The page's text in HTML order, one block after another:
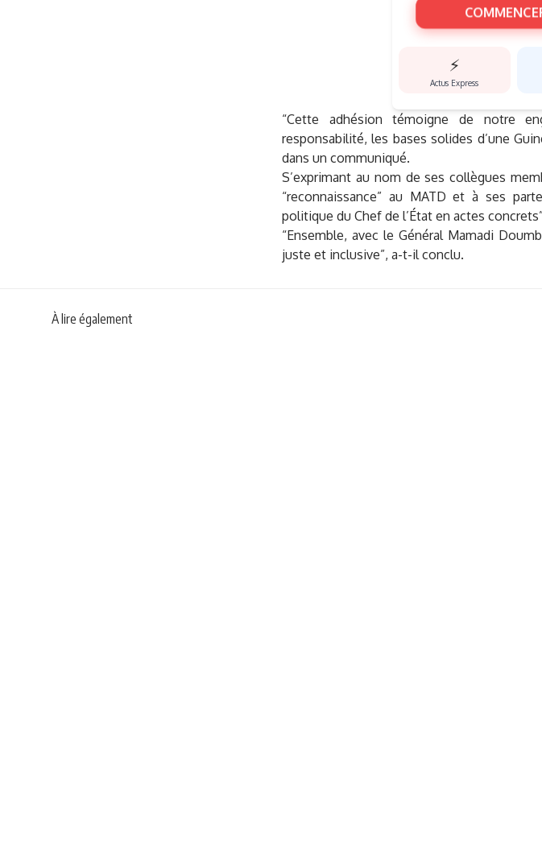
⚡
Actus Express
“Cette adhésion témoigne de notre
responsabilité, les bases solides d’une
dans un communiqué.
S’exprimant au nom de ses collègues
“reconnaissance” au MATD et à ses
politique du Chef de l’État en actes
“Ensemble, avec le Général Mamadi
juste et inclusive”, a-t-il conclu.
À lire également